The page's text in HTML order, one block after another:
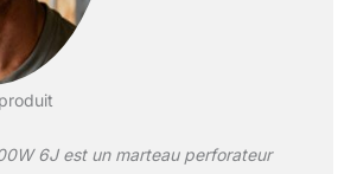
brique), le perçage au
les travaux lourds) et le
la position du burin
à une variété de scénarios de
fonctions avec deux
6J est un marteau perforateur